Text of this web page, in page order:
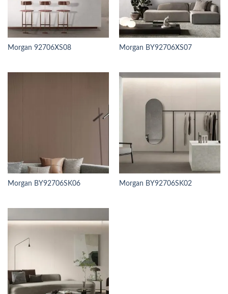
Morgan 92706XS08 Morgan BY92706XS07
Morgan BY92706SK06 Morgan BY92706SK02